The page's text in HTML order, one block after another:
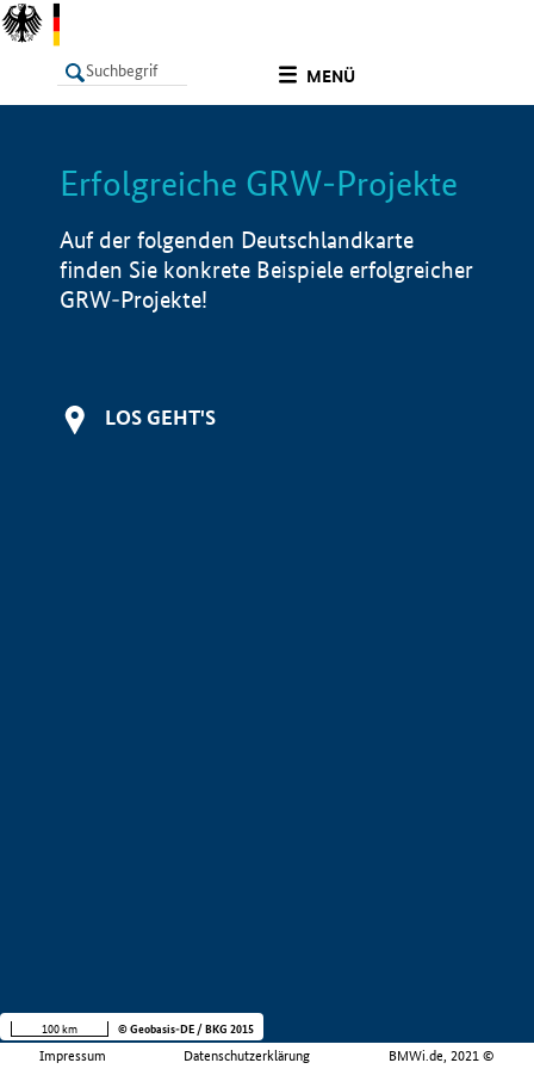
MENÜ
LISTE Info
Erfolgreiche GRW-Projekte
Auf der folgenden Deutschlandkarte
finden Sie konkrete Beispiele erfolgreicher
GRW-Projekte!
LOS GEHT'S
Impressum Datenschutzerklärung BMWi.de, 2021 ©
100 km © Geobasis-DE / BKG 2015